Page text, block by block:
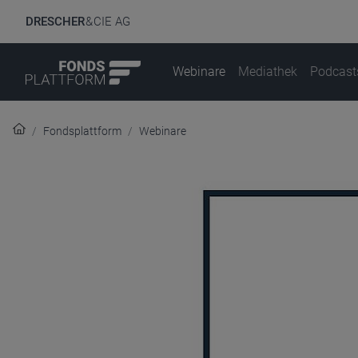
DRESCHER& CIE AG
Webinare Mediathek
Fondsplattform Webinare